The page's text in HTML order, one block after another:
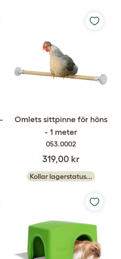
Omlets sittpinne för höns
- 1 meter
053.0002
319,00 kr
Kollar lagerstatus...